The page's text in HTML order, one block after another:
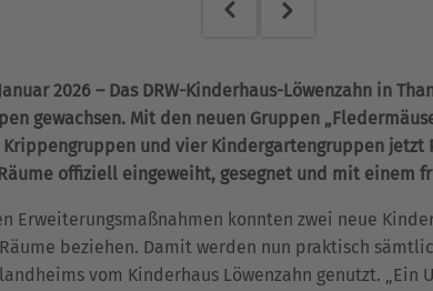
2026 – Das DRW-Kinderhaus-Löwenzahn in
gewachsen. Mit den neuen Gruppen
und vier Kindergartengruppen jetzt
offiziell eingeweiht, gesegnet und mit einem
Erweiterungsmaßnahmen konnten zwei neue
beziehen. Damit werden nun praktisch
vom Kinderhaus Löwenzahn genutzt. „Ein